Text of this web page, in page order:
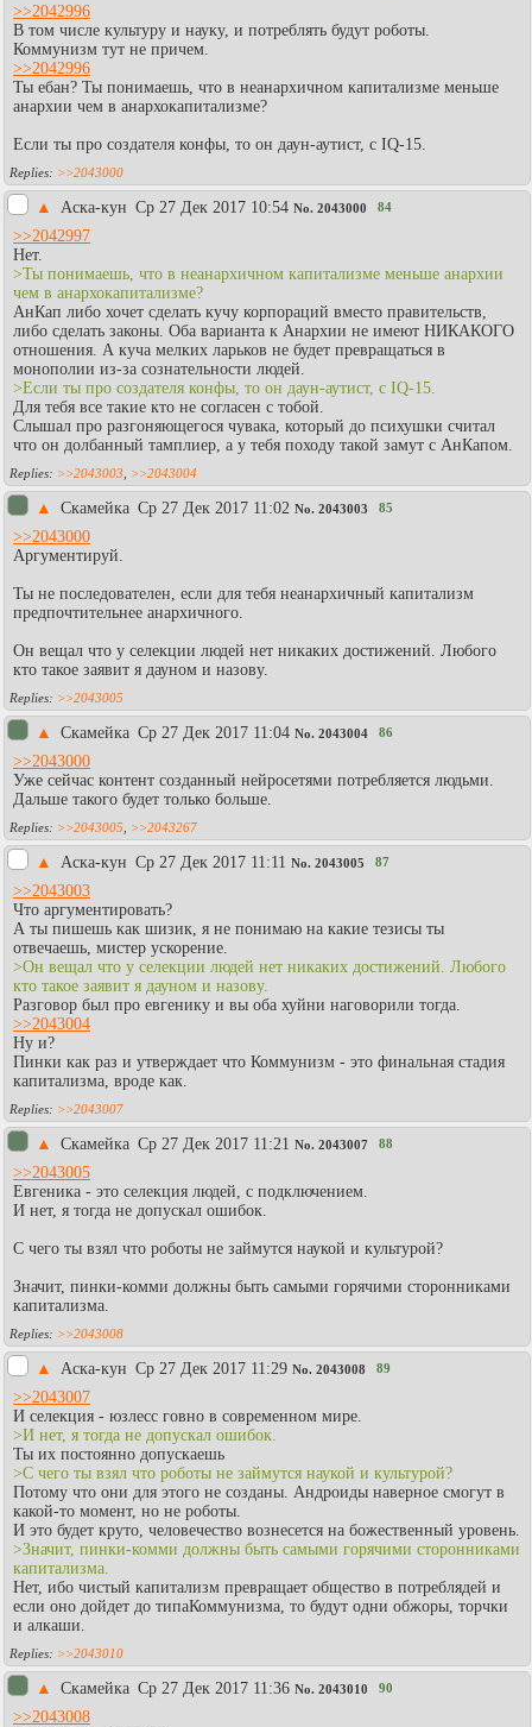
>>2042996
В том числе культуру и науку, и потреблять будут роботы.
Коммунизм тут не причем.
>>2042996
Ты ебан? Ты понимаешь, что в неанархичном капитализме меньше
анархии чем в анархокапитализме?
Если ты про создателя конфы, то он даун-аутист, с IQ-15.
>>2043000
▲ Аска-кун Ср 27 Дек 2017 10:54 No. 2043000 84
>>2042997
Нет.
>Ты понимаешь, что в неанархичном капитализме меньше анархии
чем в анархокапитализме?
АнКап либо хочет сделать кучу корпораций вместо правительств,
либо сделать законы. Оба варианта к Анархии не имеют НИКАКОГО
отношения. А куча мелких ларьков не будет превращаться в
монополии из-за сознательности людей.
>Если ты про создателя конфы, то он даун-аутист, с IQ-15.
Для тебя все такие кто не согласен с тобой.
Слышал про разгоняющегося чувака, который до психушки считал
что он долбанный тамплиер, а у тебя походу такой замут с АнКапом.
>>2043003 >>2043004
▲ Скамейка Ср 27 Дек 2017 11:02 No. 2043003 85
>>2043000
Аргументируй.
Ты не последователен, если для тебя неанархичный капитализм
предпочтительнее анархичного.
Он вещал что у селекции людей нет никаких достижений. Любого
кто такое заявит я дауном и назову.
>>2043005
▲ Скамейка Ср 27 Дек 2017 11:04 No. 2043004 86
>>2043000
Уже сейчас контент созданный нейросетями потребляется людьми.
Дальше такого будет только больше.
>>2043005 >>2043267
▲ Аска-кун Ср 27 Дек 2017 11:11 No. 2043005 87
>>2043003
Что аргументировать?
А ты пишешь как шизик, я не понимаю на какие тезисы ты
отвечаешь, мистер ускорение.
>Он вещал что у селекции людей нет никаких достижений. Любого
кто такое заявит я дауном и назову.
Разговор был про евгенику и вы оба хуйни наговорили тогда.
>>2043004
Ну и?
Пинки как раз и утверждает что Коммунизм - это финальная стадия
капитализма, вроде как.
>>2043007
▲ Скамейка Ср 27 Дек 2017 11:21 No. 2043007 88
>>2043005
Евгеника - это селекция людей, с подключением.
И нет, я тогда не допускал ошибок.
С чего ты взял что роботы не займутся наукой и культурой?
Значит, пинки-комми должны быть самыми горячими сторонниками
капитализма.
>>2043008
▲ Аска-кун Ср 27 Дек 2017 11:29 No. 2043008 89
>>2043007
И селекция - юзлесс говно в современном мире.
>И нет, я тогда не допускал ошибок.
Ты их постоянно допускаешь
>С чего ты взял что роботы не займутся наукой и культурой?
Потому что они для этого не созданы. Андроиды наверное смогут в
какой-то момент, но не роботы.
И это будет круто, человечество вознесется на божественный уровень.
>Значит, пинки-комми должны быть самыми горячими сторонниками
капитализма.
Нет, ибо чистый капитализм превращает общество в потреблядей и
если оно дойдет до типаКоммунизма, то будут одни обжоры, торчки
и алкаши.
>>2043010
▲ Скамейка Ср 27 Дек 2017 11:36 No. 2043010 90
>>2043008